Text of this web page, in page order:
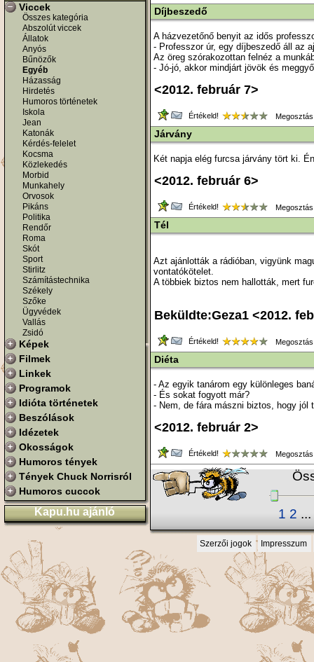
Viccek
Összes kategória
Abszolút viccek
Állatok
Anyós
Bűnözők
Egyéb
Házasság
Hirdetés
Humoros történetek
Iskola
Jean
Katonák
Kérdés-felelet
Kocsma
Közlekedés
Morbid
Munkahely
Orvosok
Pikáns
Politika
Rendőr
Roma
Skót
Sport
Stirlitz
Számítástechnika
Székely
Szőke
Ügyvédek
Vallás
Zsidó
Képek
Filmek
Linkek
Programok
Idióta történetek
Beszólások
Idézetek
Okosságok
Humoros tények
Tények Chuck Norrisról
Humoros cuccok
Kapu.hu ajánló
Díjbeszedő
A házvezetőnő benyit az idős
- Professzor úr, egy díjbeszedő áll az
Az öreg szórakozottan felnéz a
- Jó-jó, akkor mindjárt jövök és
<2012. február 7>
Értékeld!
Járvány
Két napja elég furcsa járvány tört ki.
<2012. február 6>
Értékeld!
Tél
Azt ajánlották a rádióban, vigyünk
vontatókötelet.
A többiek biztos nem hallották, mert
Beküldte:Geza1 <2012.
Értékeld!
Diéta
- Az egyik tanárom egy különleges
- És sokat fogyott már?
- Nem, de fára mászni biztos, hogy jól
<2012. február 2>
Értékeld!
1 2 ...
Szerzői jogok Impresszum